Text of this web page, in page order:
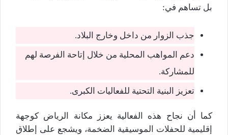
بل تساهم في:
جذب الزوار من داخل وخارج البلاد.
دعم المواهب المحلية من خلال إتاحة الفرصة لهم
للمشاركة.
تعزيز البنية التحتية للفعاليات الكبرى.
كما أن نجاح هذه الفعالية يعزز مكانة الرياض كوجهة
إقليمية للحفلات الموسيقية الضخمة، ويشجع على إطلاق